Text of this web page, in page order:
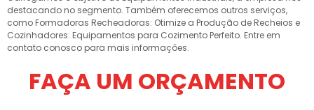
destacando no segmento. Também oferecemos outros serviços,
como Formadoras Recheadoras: Otimize a Produção de Recheios e
Cozinhadores: Equipamentos para Cozimento Perfeito. Entre em
contato conosco para mais informações.
FAÇA UM ORÇAMENTO